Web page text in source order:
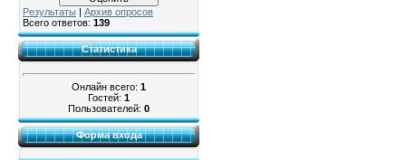
Результаты | Архив опросов
Всего ответов: 139
Статистика
Онлайн всего: 1
Гостей: 1
Пользователей: 0
Форма входа